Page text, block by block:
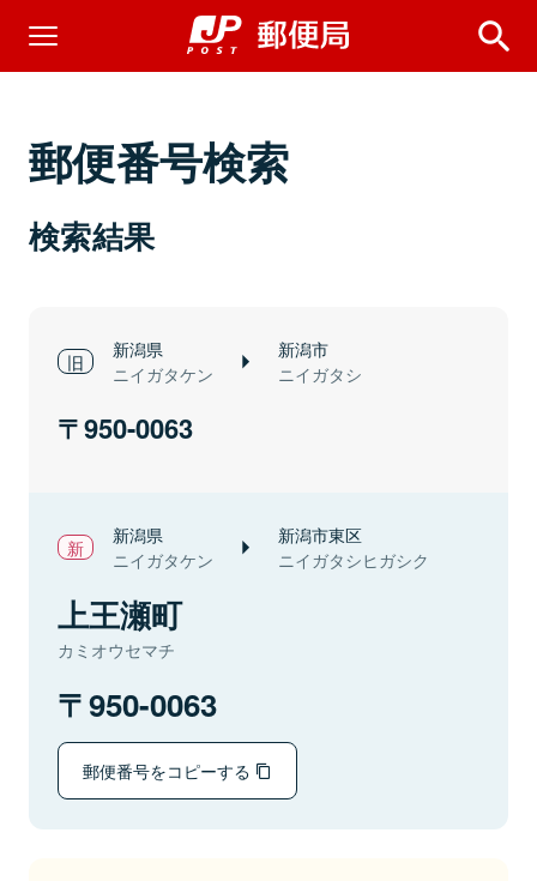
郵便番号検索
検索結果
新潟県
ニイガタケン
新潟市
ニイガタシ
950-0063
新潟県
ニイガタケン
新潟市東区
ニイガタシヒガシク
上王瀬町
カミオウセマチ
950-0063
郵便番号をコピーする